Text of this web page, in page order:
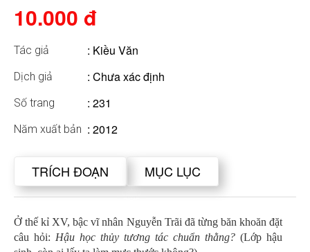
10.000 đ
Tác giả : Kiều Văn
Dịch giả : Chưa xác định
Số trang : 231
Năm xuất bản : 2012
TRÍCH ĐOẠN MỤC LỤC
Ở thế kỉ XV, bậc vĩ nhân Nguyễn Trãi đã từng băn khoăn đặt
câu hỏi: Hậu học thủy tương tác chuẩn thằng? (Lớp hậu